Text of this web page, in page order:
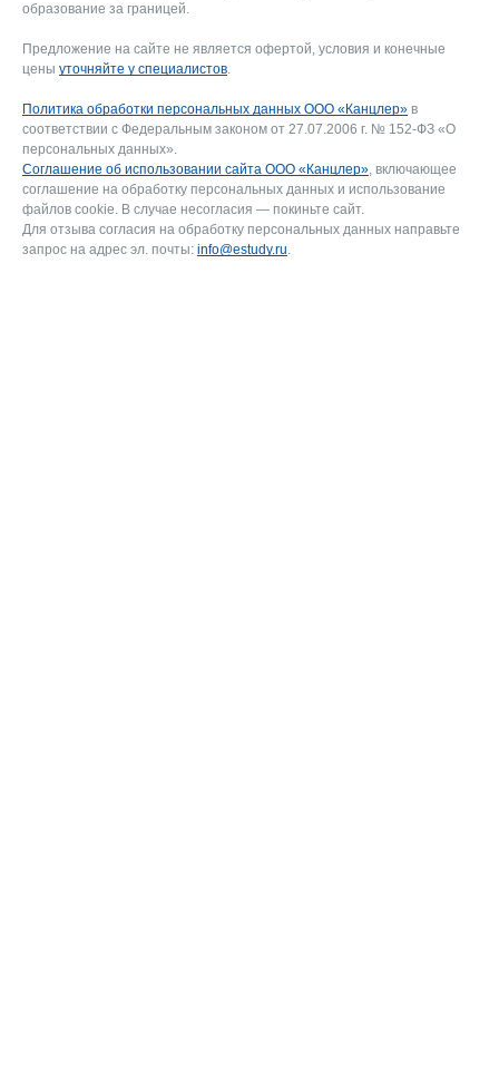
образование за границей.
Предложение на сайте не является офертой, условия и конечные
цены уточняйте у специалистов.
Политика обработки персональных данных ООО «Канцлер» в
соответствии с Федеральным законом от 27.07.2006 г. № 152-ФЗ «О
персональных данных».
Соглашение об использовании сайта ООО «Канцлер», включающее
соглашение на обработку персональных данных и использование
файлов cookie. В случае несогласия — покиньте сайт.
Для отзыва согласия на обработку персональных данных направьте
запрос на адрес эл. почты: info@estudy.ru.